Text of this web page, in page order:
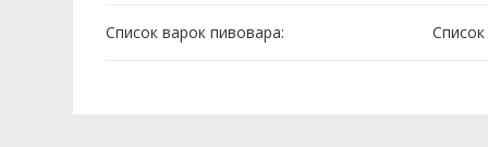
Список варок пивовара: